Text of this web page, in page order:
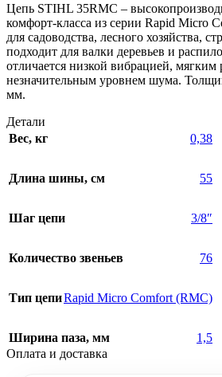
Цепь STIHL 35RMС –
комфорт-класса из серии Rapid Micro
для садоводства, лесного хозяйства,
подходит для валки деревьев и
отличается низкой вибрацией, мягким
незначительным уровнем шума.
мм.
Детали
Вес, кг
0,38
Длина шины, см 55
Шаг цепи 3/8″
Количество звеньев 76
Тип цепиRapid Micro Comfort (RMC)
Ширина паза, мм
1,5
Оплата и доставка